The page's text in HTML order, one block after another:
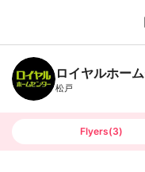
B
n
c
h
T
ロイヤルホー
松戸
Flyers(3)